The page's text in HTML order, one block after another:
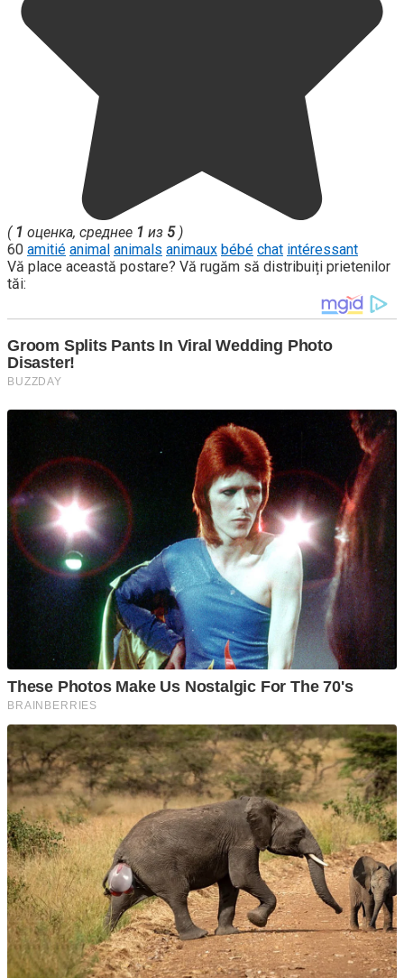
( 1 оценка, среднее 1 из 5)
60 amitié animal animals animaux bébé chat intéressant
Vă place această postare? Vă rugăm să distribuiți prietenilor
tăi: